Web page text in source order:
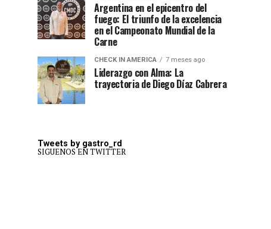
Argentina en el epicentro del
fuego: El triunfo de la excelencia
en el Campeonato Mundial de la
Carne
CHECK IN AMERICA 7 meses ago
Liderazgo con Alma: La
trayectoria de Diego Díaz Cabrera
Tweets by gastro_rd
SIGUENOS EN TWITTER